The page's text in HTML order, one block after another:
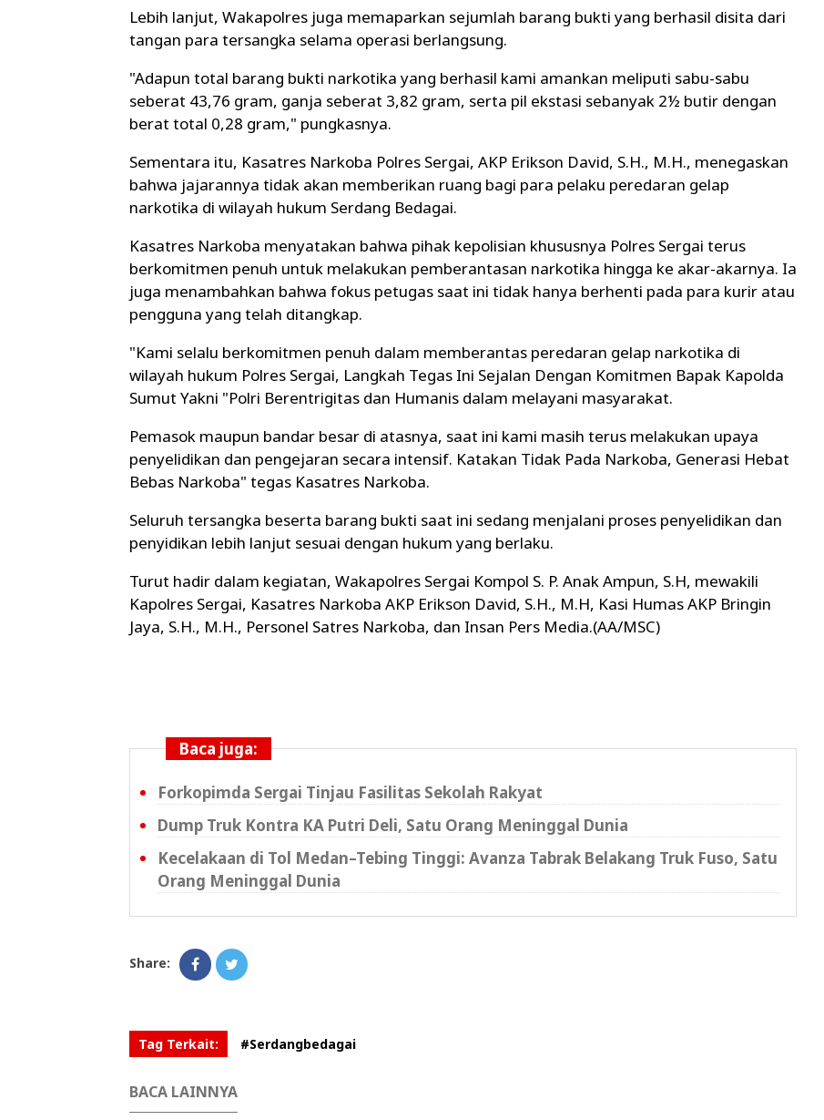
Lebih lanjut, Wakapolres juga memaparkan sejumlah barang bukti yang berhasil disita dari
tangan para tersangka selama operasi berlangsung.
"Adapun total barang bukti narkotika yang berhasil kami amankan meliputi sabu-sabu
seberat 43,76 gram, ganja seberat 3,82 gram, serta pil ekstasi sebanyak 2½ butir dengan
berat total 0,28 gram," pungkasnya.
Sementara itu, Kasatres Narkoba Polres Sergai, AKP Erikson David, S.H., M.H., menegaskan
bahwa jajarannya tidak akan memberikan ruang bagi para pelaku peredaran gelap
narkotika di wilayah hukum Serdang Bedagai.
Kasatres Narkoba menyatakan bahwa pihak kepolisian khususnya Polres Sergai terus
berkomitmen penuh untuk melakukan pemberantasan narkotika hingga ke akar-akarnya. Ia
juga menambahkan bahwa fokus petugas saat ini tidak hanya berhenti pada para kurir atau
pengguna yang telah ditangkap.
"Kami selalu berkomitmen penuh dalam memberantas peredaran gelap narkotika di
wilayah hukum Polres Sergai, Langkah Tegas Ini Sejalan Dengan Komitmen Bapak Kapolda
Sumut Yakni "Polri Berentrigitas dan Humanis dalam melayani masyarakat.
Pemasok maupun bandar besar di atasnya, saat ini kami masih terus melakukan upaya
penyelidikan dan pengejaran secara intensif. Katakan Tidak Pada Narkoba, Generasi Hebat
Bebas Narkoba" tegas Kasatres Narkoba.
Seluruh tersangka beserta barang bukti saat ini sedang menjalani proses penyelidikan dan
penyidikan lebih lanjut sesuai dengan hukum yang berlaku.
Turut hadir dalam kegiatan, Wakapolres Sergai Kompol S. P. Anak Ampun, S.H, mewakili
Kapolres Sergai, Kasatres Narkoba AKP Erikson David, S.H., M.H, Kasi Humas AKP Bringin
Jaya, S.H., M.H., Personel Satres Narkoba, dan Insan Pers Media.(AA/MSC)
Baca juga:
Forkopimda Sergai Tinjau Fasilitas Sekolah Rakyat
Dump Truk Kontra KA Putri Deli, Satu Orang Meninggal Dunia
Kecelakaan di Tol Medan–Tebing Tinggi: Avanza Tabrak Belakang Truk Fuso, Satu
Orang Meninggal Dunia
Share:
Tag Terkait: #Serdangbedagai
BACA LAINNYA